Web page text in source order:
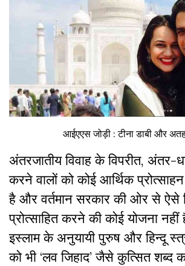
आईएएस जोड़ी : टीना डाबी और
अंतरजातीय विवाह के विपरीत, अंतर-
करने वालों को कोई आर्थिक प्रोत्साहन
है और वर्तमान सरकार की ओर से ऐसे
प्रोत्साहित करने की कोई योजना
इस्लाम के अनुयायी पुरुष और हिन्दू
को भी ‘लव जिहाद’ जैसे कुत्सित शब्द